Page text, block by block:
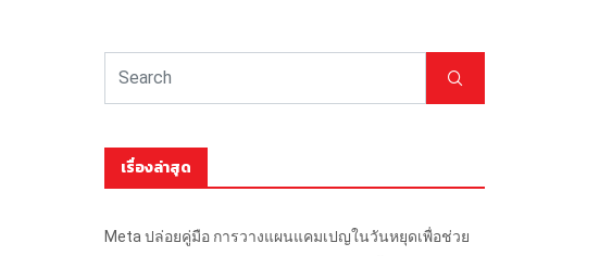
เรื่องล่าสุด
Meta ปล่อยคู่มือ การวางแผนแคมเปญในวันหยุดเพื่อช่วย